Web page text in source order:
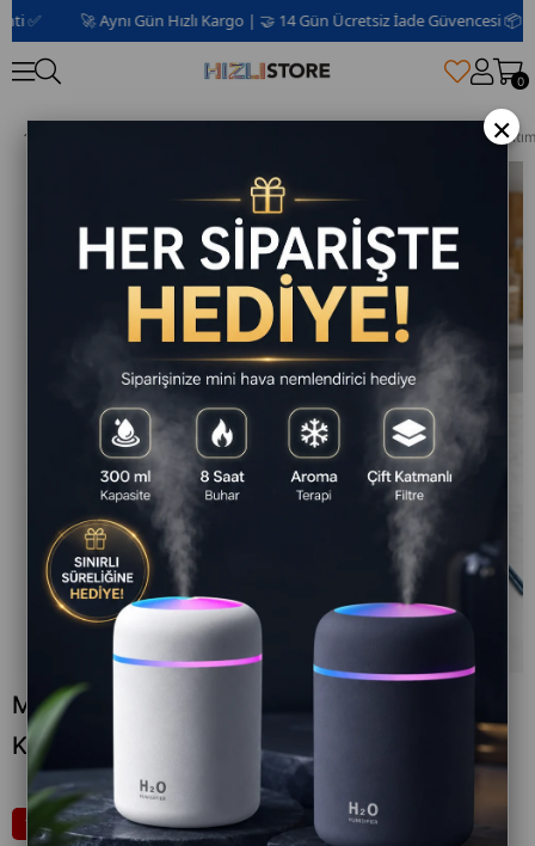
🚀 Aynı Gün Hızlı Kargo | 🤝 14 Gün Ücretsiz İade Güvencesi 📦 | 2
0
Mavi Paslanmaz Çelik 3 Katlı Yemek Taşıma
Kabı Isı Yalıtımlı Lunch Box
20 ₺999,00 ₺799,00
×